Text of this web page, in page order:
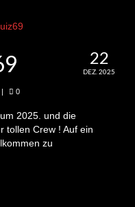
Treptow
Fotoausstellung
FU-Studenten und
22
DEZ. 2025
| 0
2025. und die
tollen Crew ! Auf ein
zu